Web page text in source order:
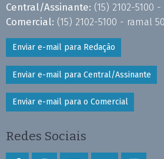
Central/Assinante: (15) 2102-5100
Comercial: (15) 2102-5100 - ramal
Enviar e-mail para Redação
Enviar e-mail para Central/Assinante
Enviar e-mail para o Comercial
Redes Sociais